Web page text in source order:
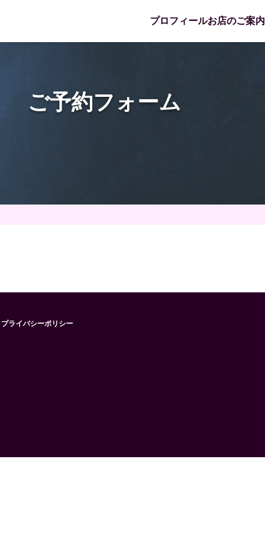
プロフィールお店のご案内
ご予約フォーム
プライバシーポリシー